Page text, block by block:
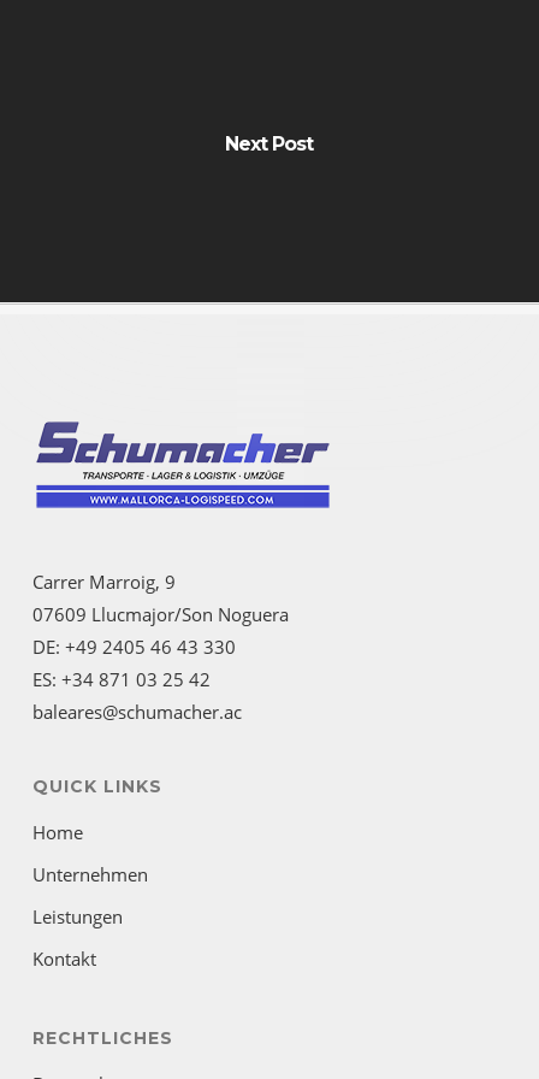
Next Post
Carrer Marroig, 9
07609 Llucmajor/Son Noguera
DE: +49 2405 46 43 330
ES: +34 871 03 25 42
baleares@schumacher.ac
QUICK LINKS
Home
Unternehmen
Leistungen
Kontakt
RECHTLICHES